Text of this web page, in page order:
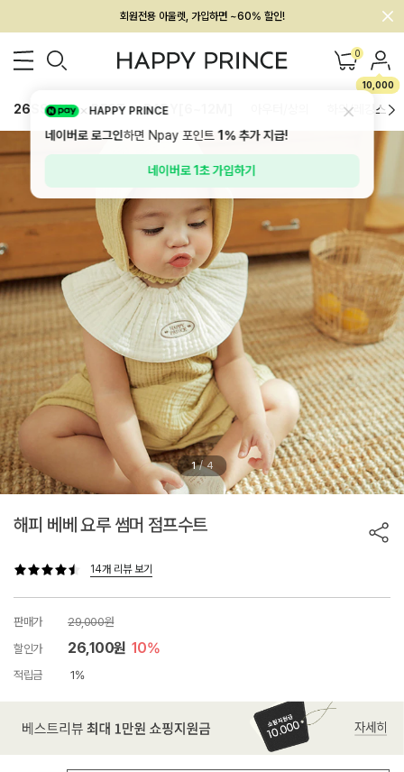
회원전용 아울렛, 가입하면 ~60% 할인!
멤버십 최대 28,000원 혜택 0
10,000
26SS 신상 BEST BABY[6~12M] 하의/레깅스
1 / 4
해피 베베 요루 썸머 점프수트
14개 리뷰 보기
판매가
29,000원
할인가
26,100원 10%
적립금 1%
HAPPY PRINCE
네이버로 로그인하면 Npay 포인트1%추가 지급!
네이버로 1초 가입하기